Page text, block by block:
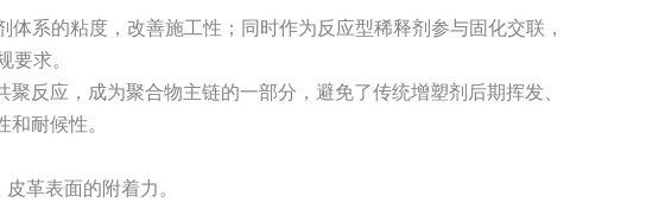
系的粘度，改善施工性；同时作为反应型稀释剂参与固化交联，
求。
反应，成为聚合物主链的一部分，避免了传统增塑剂后期挥发、
耐候性。
革表面的附着力。